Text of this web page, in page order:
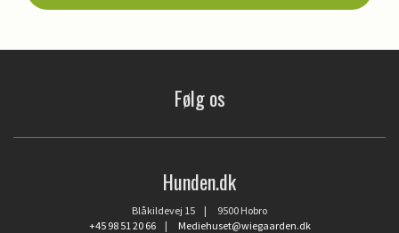
Følg os
Hunden.dk
Blåkildevej 15 | 9500 Hobro
+45 98 51 20 66| Mediehuset@wiegaarden.dk